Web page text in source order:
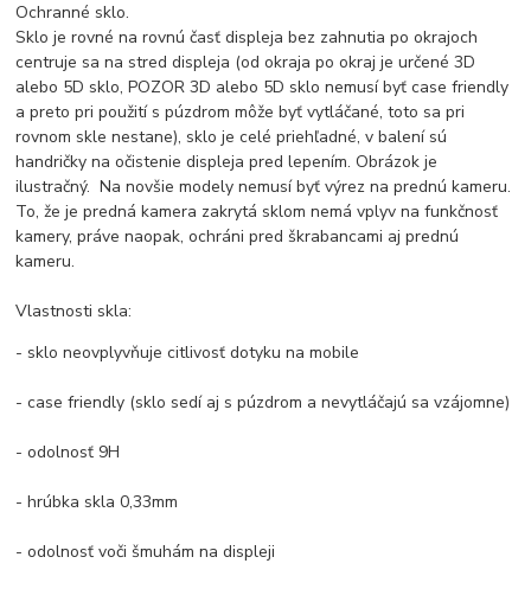
Ochranné sklo.
Sklo je rovné na rovnú časť displeja bez zahnutia po okrajoch
centruje sa na stred displeja (od okraja po okraj je určené 3D
alebo 5D sklo, POZOR 3D alebo 5D sklo nemusí byť case friendly
a preto pri použití s púzdrom môže byť vytláčané, toto sa pri
rovnom skle nestane), sklo je celé priehľadné, v balení sú
handričky na očistenie displeja pred lepením. Obrázok je
ilustračný. Na novšie modely nemusí byť výrez na prednú kameru.
To, že je predná kamera zakrytá sklom nemá vplyv na funkčnosť
kamery, práve naopak, ochráni pred škrabancami aj prednú
kameru.
Vlastnosti skla:
- sklo neovplyvňuje citlivosť dotyku na mobile
- case friendly (sklo sedí aj s púzdrom a nevytláčajú sa vzájomne)
- odolnosť 9H
- hrúbka skla 0,33mm
- odolnosť voči šmuhám na displeji